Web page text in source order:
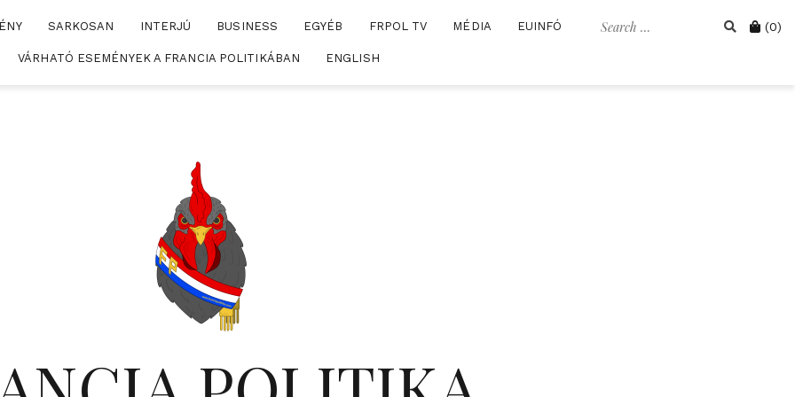
Search Cart
(0)
SARKOSAN INTERJÚ BUSINESS EGYÉB FRPOL TV MÉDIA EUINFÓ
VÁRHATÓ ESEMÉNYEK A FRANCIA POLITIKÁBAN ENGLISH